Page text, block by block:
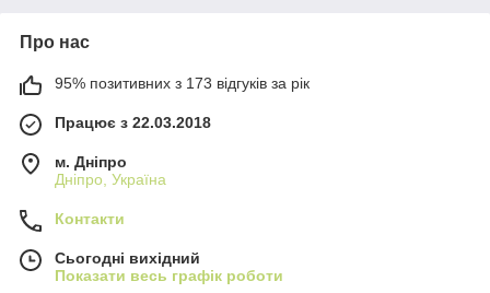
Про нас
95% позитивних з 173 відгуків за рік
Працює з 22.03.2018
м. Дніпро
Дніпро, Україна
Контакти
Сьогодні вихідний
Показати весь графік роботи